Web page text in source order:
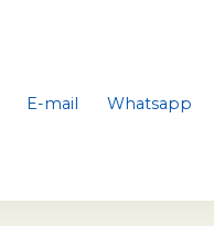
E-mail Whatsapp